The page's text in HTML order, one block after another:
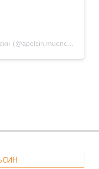
Публикация от Apelsin | Апельсин (@apelsin.muenchen)